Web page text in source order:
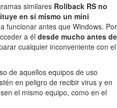
similares Rollback RS no
en sí mismo un mini
funcionar antes que Windows. Por
a él desde mucho antes de
cualquier inconveniente con el
de aquellos equipos de uso
en peligro de recibir virus y en
el mismo equipo, como en el